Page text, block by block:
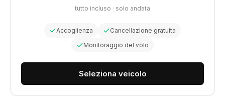
tutto incluso · solo andata
Accoglienza
Cancellazione gratuita
Monitoraggio del volo
Seleziona veicolo